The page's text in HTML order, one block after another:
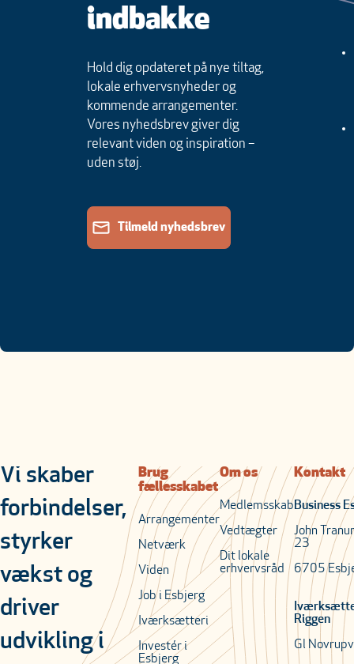
indbakke
Hold dig opdateret på nye tiltag,
lokale erhvervsnyheder og
kommende arrangementer.
Vores nyhedsbrev giver dig
relevant viden og inspiration –
uden støj.
Tilmeld nyhedsbrev
Vi skaber
forbindelser,
styrker
vækst og
driver
udvikling i
Brug
fællesskabet
Arrangementer
Netværk
Viden
Job i Esbjerg
Iværksætteri
Investér i
Esbjerg
Om os
Medlemsskab
Vedtægter
Dit lokale
erhvervsråd
Kontakt
Business
John
23
6705
Riggen
Gl